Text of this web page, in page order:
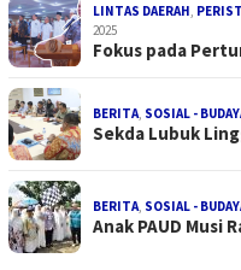
LINTAS DAERAH,
2025
Fokus pada
BERITA, SOSIAL -
Sekda Lubuk
BERITA, SOSIAL -
Anak PAUD Musi